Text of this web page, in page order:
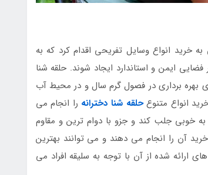
خرید انواع وسایل تفریحی اقدام کرد که به
ایمن و استاندارد ایجاد شوند. حلقه شنا
بهره برداری در فصول گرم سال و در محیط آب
انواع متنوعحلقه شنا دخترانه را انجام می
خوبی جلب کند و جزو با دوام ترین و مقاوم
آن را انجام می دهند و می توانند بهترین
ارائه شده از آن با توجه به سلیقه افراد می